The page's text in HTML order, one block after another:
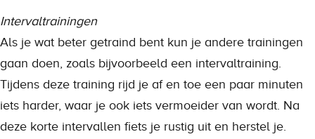
Intervaltrainingen
Als je wat beter getraind bent kun je andere trainingen
gaan doen, zoals bijvoorbeeld een intervaltraining.
Tijdens deze training rijd je af en toe een paar minuten
iets harder, waar je ook iets vermoeider van wordt. Na
deze korte intervallen fiets je rustig uit en herstel je.